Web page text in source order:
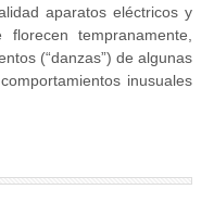
aparatos eléctricos y
florecen tempranamente,
(“danzas”) de algunas
inusuales